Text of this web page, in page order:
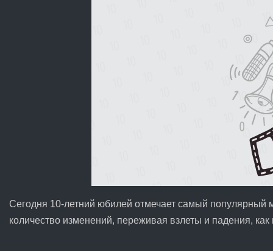
Сегодня 10-летний юбилей отмечает самый популярный
количество изменений, переживая взлеты и падения,